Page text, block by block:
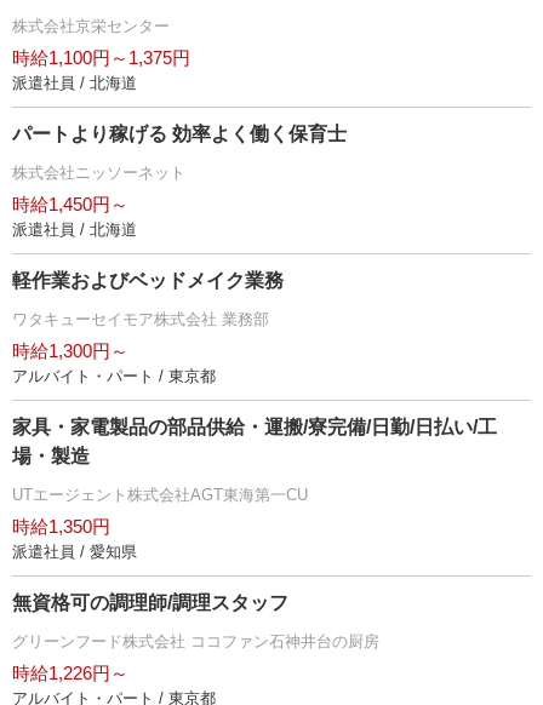
株式会社京栄センター
時給1,100円～1,375円
派遣社員 / 北海道
パートより稼げる 効率よく働く保育士
株式会社ニッソーネット
時給1,450円～
派遣社員 / 北海道
軽作業およびベッドメイク業務
ワタキューセイモア株式会社 業務部
時給1,300円～
アルバイト・パート / 東京都
家具・家電製品の部品供給・運搬/寮完備/日勤/日払い/工
場・製造
UTエージェント株式会社AGT東海第一CU
時給1,350円
派遣社員 / 愛知県
無資格可の調理師/調理スタッフ
グリーンフード株式会社 ココファン石神井台の厨房
時給1,226円～
アルバイト・パート / 東京都